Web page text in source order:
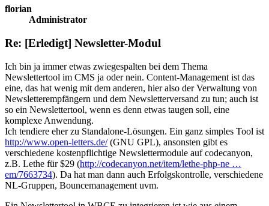
florian
Administrator
Re: [Erledigt] Newsletter-Modul
Ich bin ja immer etwas zwiegespalten bei dem Thema
Newslettertool im CMS ja oder nein. Content-Management ist das
eine, das hat wenig mit dem anderen, hier also der Verwaltung von
Newsletterempfängern und dem Newsletterversand zu tun; auch ist
so ein Newslettertool, wenn es denn etwas taugen soll, eine
komplexe Anwendung.
Ich tendiere eher zu Standalone-Lösungen. Ein ganz simples Tool ist
http://www.open-letters.de/(GNU GPL), ansonsten gibt es
verschiedene kostenpflichtige Newslettermodule auf codecanyon,
z.B. Lethe für $29 (http://codecanyon.net/item/lethe-php-ne …
em/7663734). Da hat man dann auch Erfolgskontrolle, verschiedene
NL-Gruppen, Bouncemanagement uvm.